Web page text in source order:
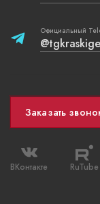
Официальный
Заказать
ВКонтакте RuTube